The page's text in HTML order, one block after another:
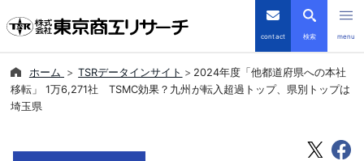
contact 検索 menu
倒産・注目企業情報
ホーム TSRデータインサイト
2024年度「他都道府県への本社
移転」 1万6,271社 TSMC効果？九州が転入超過トップ、県別トップは
埼玉県